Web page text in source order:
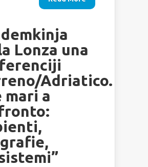
Lonza una
Adriatico.
mari a